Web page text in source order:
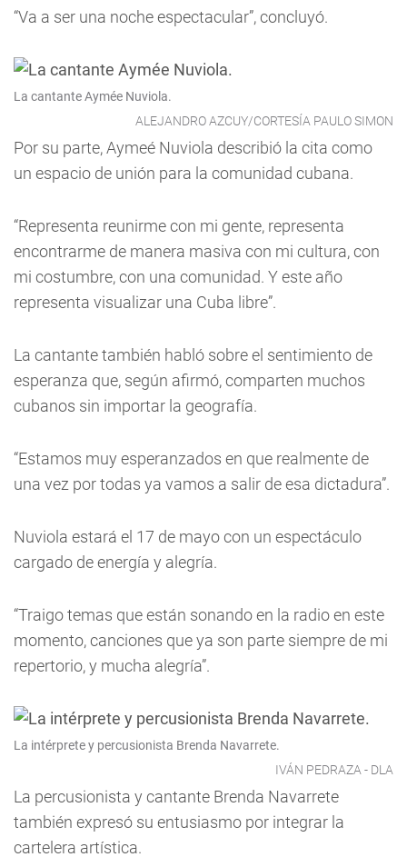
“Va a ser una noche espectacular”, concluyó.
La cantante Aymée Nuviola.
ALEJANDRO AZCUY/CORTESÍA PAULO SIMON
Por su parte, Aymeé Nuviola describió la cita como
un espacio de unión para la comunidad cubana.
“Representa reunirme con mi gente, representa
encontrarme de manera masiva con mi cultura, con
mi costumbre, con una comunidad. Y este año
representa visualizar una Cuba libre”.
La cantante también habló sobre el sentimiento de
esperanza que, según afirmó, comparten muchos
cubanos sin importar la geografía.
“Estamos muy esperanzados en que realmente de
una vez por todas ya vamos a salir de esa dictadura”.
Nuviola estará el 17 de mayo con un espectáculo
cargado de energía y alegría.
“Traigo temas que están sonando en la radio en este
momento, canciones que ya son parte siempre de mi
repertorio, y mucha alegría”.
La intérprete y percusionista Brenda Navarrete.
IVÁN PEDRAZA - DLA
La percusionista y cantante Brenda Navarrete
también expresó su entusiasmo por integrar la
cartelera artística.